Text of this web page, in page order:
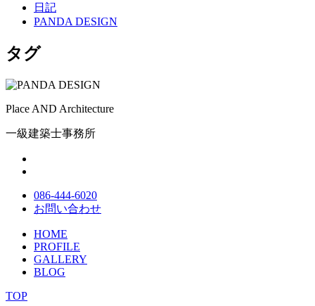
日記
PANDA DESIGN
タグ
Place AND Architecture
一級建築士事務所
086-444-6020
お問い合わせ
HOME
PROFILE
GALLERY
BLOG
TOP